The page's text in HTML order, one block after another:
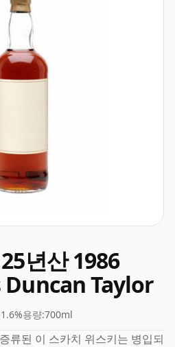
년산 1986
Taylor
용량:700ml
류된 이 스카치 위스키는 병입되